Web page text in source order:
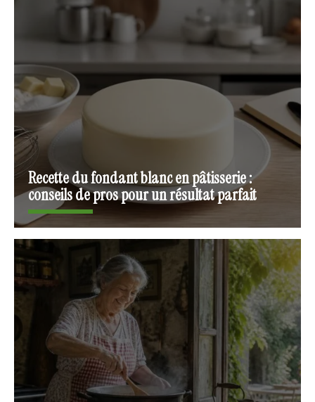
Recette du fondant blanc en pâtisserie :
conseils de pros pour un résultat parfait